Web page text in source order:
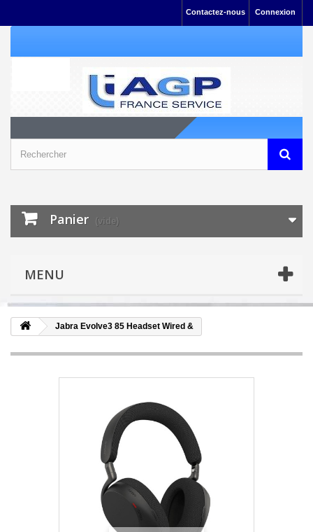
Connexion
Contactez-nous
Panier (vide)
MENU
Jabra Evolve3 85 Headset Wired &